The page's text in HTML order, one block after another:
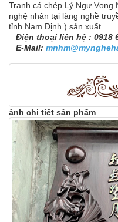
Tranh cá chép Lý Ngư Vọng
nghệ nhân tại làng nghề
tỉnh Nam Định ) sản xuất.
Điện thoại liên hệ : 0918
E-Mail:
ảnh chi tiết sản phẩm